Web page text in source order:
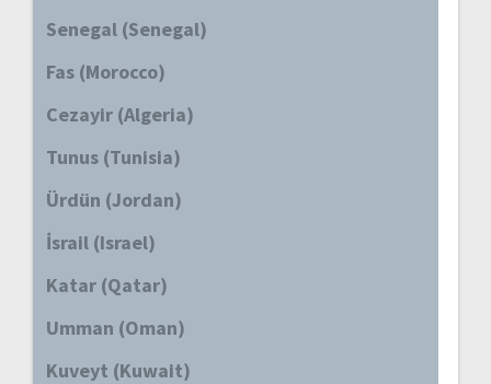
Senegal (Senegal)
Fas (Morocco)
Cezayir (Algeria)
Tunus (Tunisia)
Ürdün (Jordan)
İsrail (Israel)
Katar (Qatar)
Umman (Oman)
Kuveyt (Kuwait)